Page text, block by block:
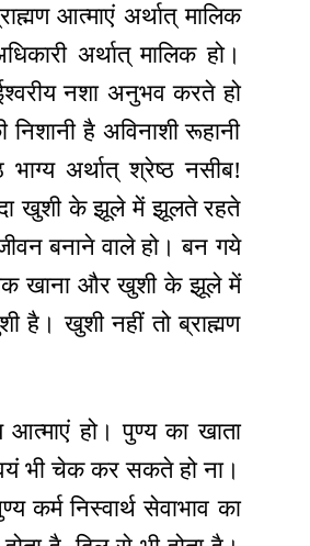
आत्माएं अर्थात् मालिक
अर्थात् मालिक हो।
नशा अनुभव करते हो
है अविनाशी रूहानी
अर्थात् श्रेष्ठ नसीब!
खुशी के झूले में झूलते रहते
बनाने वाले हो। बन गये
खाना और खुशी के झूले में
है। खुशी नहीं तो ब्राह्मण
हो। पुण्य का खाता
भी चेक कर सकते हो ना।
निस्वार्थ सेवाभाव का